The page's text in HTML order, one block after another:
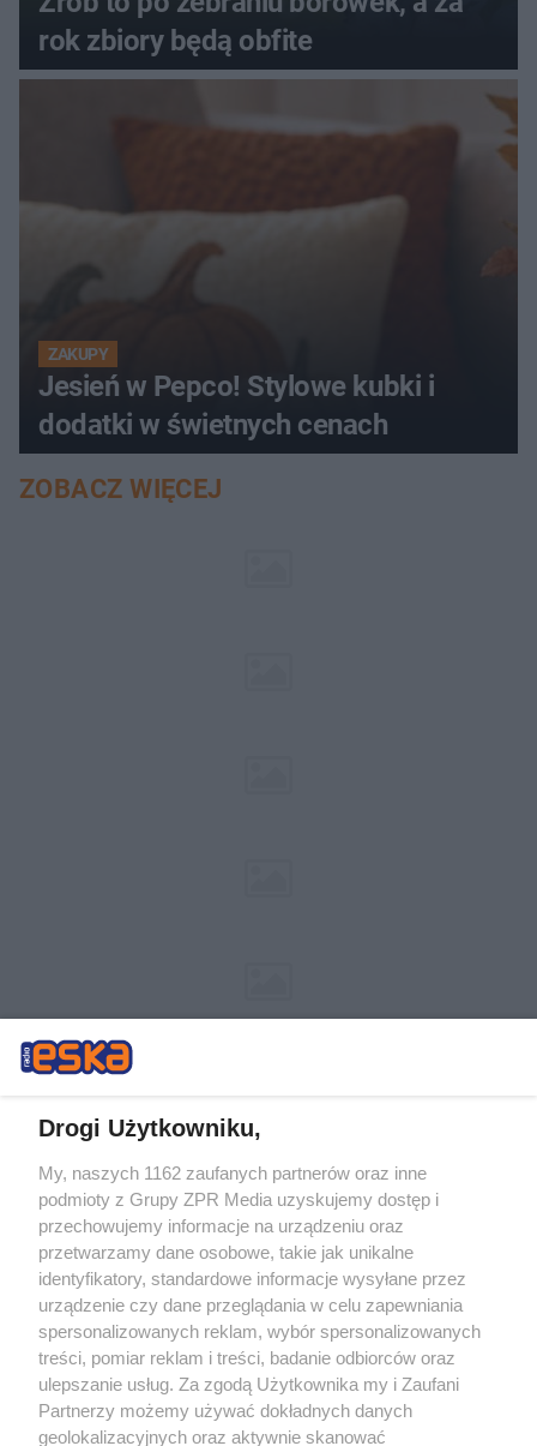
rok zbiory będą obfite
ZAKUPY
Jesień w Pepco! Stylowe kubki i
dodatki w świetnych cenach
ZOBACZ WIĘCEJ
Żaden utwór zamieszczony w serwisie nie może być powielany i
rozpowszechniany lub dalej rozpowszechniany w jakikolwiek sposób (w
tym także elektroniczny lub mechaniczny) na jakimkolwiek polu
eksploatacji w jakiejkolwiek formie, włącznie z umieszczaniem w
Internecie bez pisemnej zgody właściciela praw. Jakiekolwiek użycie lub
wykorzystanie utworów w całości lub w części z naruszeniem prawa,
tzn. bez właściwej zgody, jest zabronione pod groźbą kary i może być
ścigane prawnie.
Drogi Użytkowniku,
My, naszych 1162 zaufanych partnerów oraz inne
podmioty z Grupy ZPR Media uzyskujemy dostęp i
przechowujemy informacje na urządzeniu oraz
przetwarzamy dane osobowe, takie jak unikalne
identyfikatory, standardowe informacje wysyłane przez
urządzenie czy dane przeglądania w celu zapewniania
spersonalizowanych reklam, wybór spersonalizowanych
treści, pomiar reklam i treści, badanie odbiorców oraz
ulepszanie usług. Za zgodą Użytkownika my i Zaufani
Partnerzy możemy używać dokładnych danych
geolokalizacyjnych oraz aktywnie skanować